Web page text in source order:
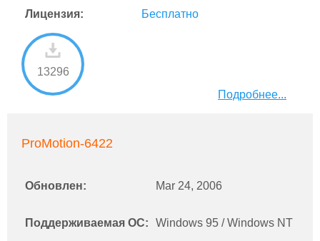
Лицензия: Бесплатно
13296
Подробнее...
ProMotion-6422
Обновлен: Mar 24, 2006
Поддерживаемая ОС: Windows 95 / Windows NT